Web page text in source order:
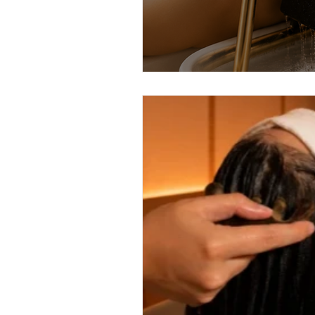
masaje corporal de jengibre
chocolate dubai ritual